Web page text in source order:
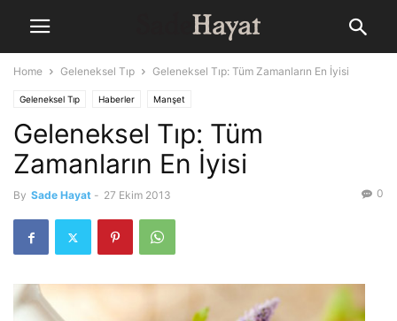
Home Geleneksel Tıp Geleneksel Tıp: Tüm Zamanların En İyisi
Geleneksel Tıp Haberler Manşet
Geleneksel Tıp: Tüm
Zamanların En İyisi
By Sade Hayat - 27 Ekim 2013 0